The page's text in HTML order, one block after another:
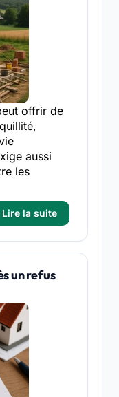
offrir de
aussi
les
Lire la suite
un refus